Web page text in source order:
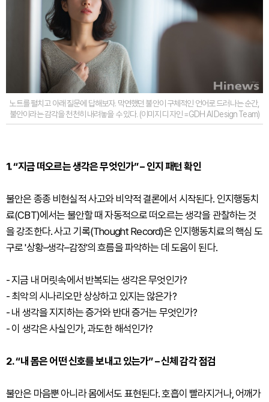
노트를 펼치고 아래 질문에 답해보자. 막연했던 불안이 구체적인 언어로 드러나는 순간,
불안이라는 감각을 천천히 내려놓을 수 있다. (이미지 디자인 =GDH AI Design Team)
1. “지금 떠오르는 생각은 무엇인가” – 인지 패턴 확인
불안은 종종 비현실적 사고와 비약적 결론에서 시작된다. 인지행동치
료(CBT)에서는 불안할 때 자동적으로 떠오르는 생각을 관찰하는 것
을 강조한다. ​사고 기록(Thought Record)은 인지행동치료의 핵심 도
구로 '상황–생각–감정'의 흐름을 파악하는 데 도움이 된다.
- 지금 내 머릿속에서 반복되는 생각은 무엇인가?
- 최악의 시나리오만 상상하고 있지는 않은가?
- 내 생각을 지지하는 증거와 반대 증거는 무엇인가?
- 이 생각은 사실인가, 과도한 해석인가?
2. “내 몸은 어떤 신호를 보내고 있는가” – 신체 감각 점검
불안은 마음뿐 아니라 몸에서도 표현된다. 호흡이 빨라지거나, 어깨가